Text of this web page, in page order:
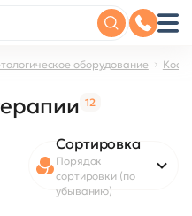
оборудование
12
Сортировка
Порядок
сортировки (по
убыванию)